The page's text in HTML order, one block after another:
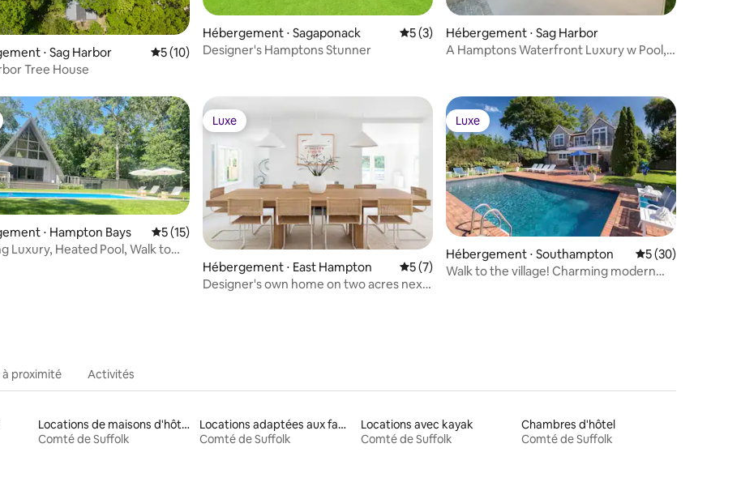
la base de 19 commentaires : 4,95 sur 5
⋅ Sag Harbor Évaluation moyenne sur la base de 10 commentaires : 5 sur 5
5 (10)
Tree House
Hébergement ⋅ Sagaponack Évaluation moyenne sur la base de 3 commentaires : 5 sur 5
5 (3)
Designer's Hamptons Stunner
Hébergement ⋅ Sag Harbor
A Hamptons Waterfront Luxury w Pool,
sur la base de 23 commentaires : 5 sur 5
⋅ Hampton Bays Évaluation moyenne sur la base de 15 commentaires : 5 sur 5
5 (15)
Luxury, Heated Pool, Walk to
Luxe
Luxe
Hébergement ⋅ East Hampton Évaluation moyenne sur la base de 7 commentaires : 5 sur 5
5 (7)
Designer's own home on two acres next
Luxe
Luxe
Hébergement ⋅ Southampton Évaluation
5 (30)
Walk to the village! Charming modern
à proximité Activités
Locations de maisons d'hôtes
Comté de Suffolk
Locations adaptées aux familles
Comté de Suffolk
Locations avec kayak
Comté de Suffolk
Chambres d'hôtel
Comté de Suffolk